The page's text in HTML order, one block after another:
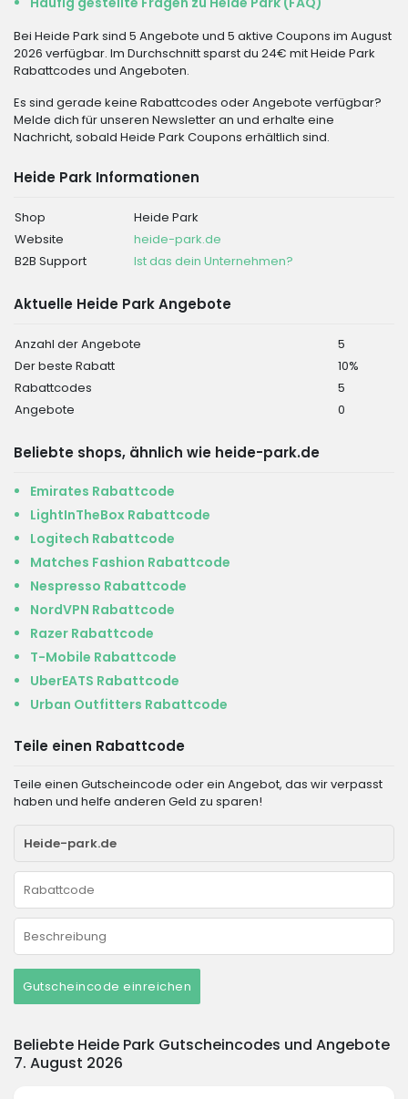
Bei Heide Park sind 5 Angebote und 5 aktive Coupons im August
2026 verfügbar. Im Durchschnitt sparst du 24€ mit Heide Park
Rabattcodes und Angeboten.
Es sind gerade keine Rabattcodes oder Angebote verfügbar?
Melde dich für unseren Newsletter an und erhalte eine
Nachricht, sobald Heide Park Coupons erhältlich sind.
Heide Park Informationen
Shop
Heide Park
Website
heide-park.de
B2B Support
Ist das dein Unternehmen?
Aktuelle Heide Park Angebote
Anzahl der Angebote
5
Der beste Rabatt
10%
Rabattcodes
5
Angebote
0
Beliebte shops, ähnlich wie heide-park.de
Emirates Rabattcode
LightInTheBox Rabattcode
Logitech Rabattcode
Matches Fashion Rabattcode
Nespresso Rabattcode
NordVPN Rabattcode
Razer Rabattcode
T-Mobile Rabattcode
UberEATS Rabattcode
Urban Outfitters Rabattcode
Teile einen Rabattcode
Teile einen Gutscheincode oder ein Angebot, das wir verpasst
haben und helfe anderen Geld zu sparen!
Gutscheincode einreichen
Beliebte Heide Park Gutscheincodes und Angebote
7. August 2026